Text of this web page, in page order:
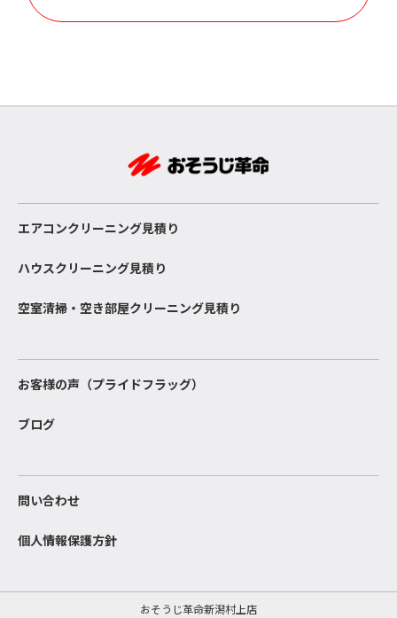
エアコンクリーニング見積り
ハウスクリーニング見積り
空室清掃・空き部屋クリーニング見積り
お客様の声（プライドフラッグ）
ブログ
問い合わせ
個人情報保護方針
おそうじ革命新潟村上店